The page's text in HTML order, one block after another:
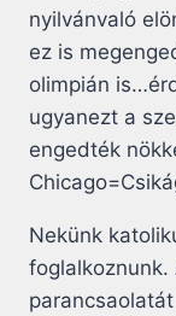
nyilvánvaló
ez is
olimpián
ugyanezt a
engedték
Nekünk
foglalkoznunk.